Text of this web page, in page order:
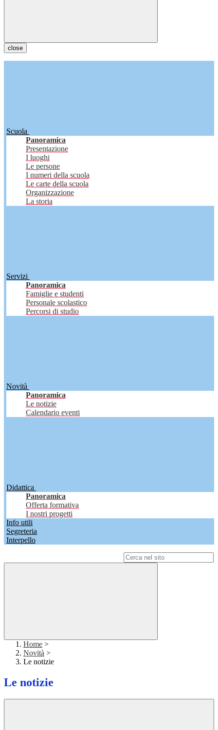
close
Scuola
Panoramica
Presentazione
I luoghi
Le persone
I numeri della scuola
Le carte della scuola
Organizzazione
La storia
Servizi
Panoramica
Famiglie e studenti
Personale scolastico
Percorsi di studio
Novità
Panoramica
Le notizie
Calendario eventi
Didattica
Panoramica
Offerta formativa
I nostri progetti
Info utili
Segreteria
Interpello
Home >
Novità >
Le notizie
Le notizie